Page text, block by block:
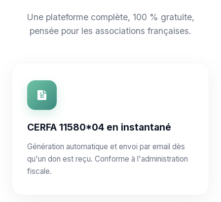
Une plateforme complète, 100 % gratuite,
pensée pour les associations françaises.
CERFA 11580*04 en instantané
Génération automatique et envoi par email dès
qu'un don est reçu. Conforme à l'administration
fiscale.